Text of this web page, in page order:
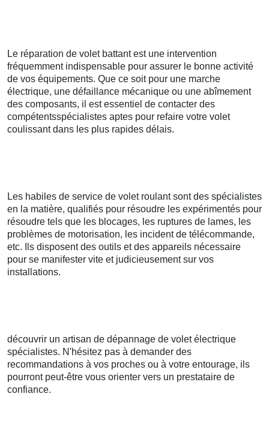
Le réparation de volet battant est une intervention
fréquemment indispensable pour assurer le bonne activité
de vos équipements. Que ce soit pour une marche
électrique, une défaillance mécanique ou une abîmement
des composants, il est essentiel de contacter des
compétentsspécialistes aptes pour refaire votre volet
coulissant dans les plus rapides délais.
Les habiles de service de volet roulant sont des spécialistes
en la matière, qualifiés pour résoudre les expérimentés pour
résoudre tels que les blocages, les ruptures de lames, les
problèmes de motorisation, les incident de télécommande,
etc. Ils disposent des outils et des appareils nécessaire
pour se manifester vite et judicieusement sur vos
installations.
découvrir un artisan de dépannage de volet électrique
spécialistes. N'hésitez pas à demander des
recommandations à vos proches ou à votre entourage, ils
pourront peut-être vous orienter vers un prestataire de
confiance.